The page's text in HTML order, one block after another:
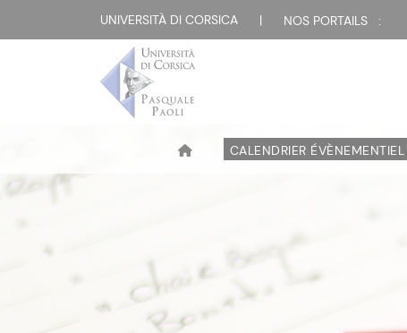
UNIVERSITÀ DI CORSICA | NOS PORTAILS :
CALENDRIER ÉVÈNEMENTIEL